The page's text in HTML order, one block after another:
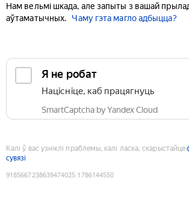
Нам вельмі шкада, але запыты з вашай
аўтаматычных.
Чаму гэта магло адбыцца?
Я не робат
Націсніце, каб працягнуць
SmartCaptcha by Yandex Cloud
Калі ў вас узніклі праблемы, калі ласка, скарыстайце
сувязі
9185667238639474025:1786144550